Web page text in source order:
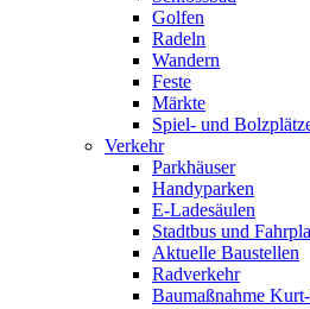
Golfen
Radeln
Wandern
Feste
Märkte
Spiel- und
Verkehr
Parkhäuser
Handyparken
E-Ladesäulen
Stadtbus und
Aktuelle Baustellen
Radverkehr
Baumaßnahme